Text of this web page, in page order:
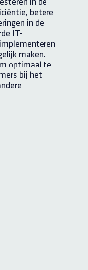
in de
betere
in de
IT-
maken.
optimaal te
bij het